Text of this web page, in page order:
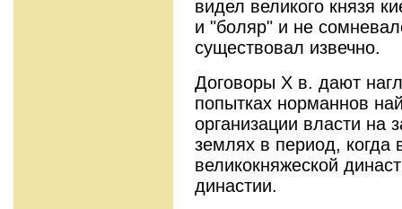
видел великого князя
и "боляр" и не
существовал извечно.
Договоры X в. дают
попытках норманнов
организации власти на
землях в период,
великокняжеской
династии.